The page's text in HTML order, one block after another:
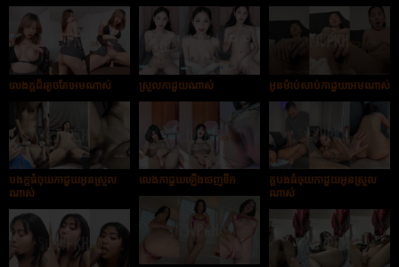
លេងក្ដជ័រតូចតែអេមណាស់ ស្រួលកាដួយណាស់ អូនម៉ាប់សាប់កាដួយអេមណាស់
បងក្ដធំចុយកាដួយអូនស្រួល
ណាស់
លេងកាដួយឡើងចេញទឹក
ក្ដបងធំចុយកាដួយអូនស្រួល
ណាស់